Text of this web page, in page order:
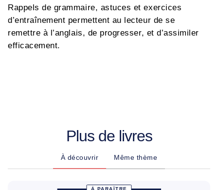
Rappels de grammaire, astuces et exercices
d’entraînement permettent au lecteur de se
remettre à l’anglais, de progresser, et d’assimiler
efficacement.
Plus de livres
À découvrir Même thème
À PARAÎTRE